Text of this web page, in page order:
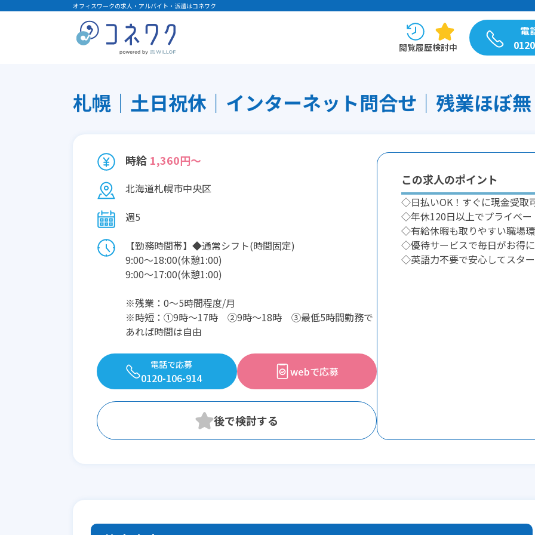
オフィスワークの求人・アルバイト・派遣はコネワク
閲覧履歴検討中
電
札幌│土日祝休│インターネット問合せ│残業ほぼ
時給 1,360円～
北海道札幌市中央区
週5
【勤務時間帯】◆通常シフト(時間固定)
9:00〜18:00(休憩1:00)
9:00〜17:00(休憩1:00)
※残業：0〜5時間程度/月
※時短：①9時～17時 ②9時～18時 ③最低5時間勤務で
あれば時間は自由
電話で応募
0120-106-914 webで応募
この求人のポイント
◇日払いOK！すぐに現金受取
◇年休120日以上でプライベー
◇有給休暇も取りやすい職場
◇優待サービスで毎日がお得
◇英語力不要で安心してスタ